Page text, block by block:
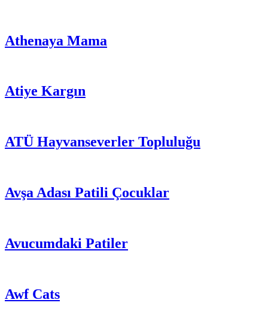
Athenaya Mama
Atiye Kargın
ATÜ Hayvanseverler Topluluğu
Avşa Adası Patili Çocuklar
Avucumdaki Patiler
Awf Cats